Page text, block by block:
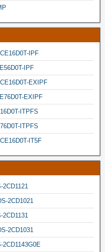
IPF
IPF
EXIPF
EXIPF
ITPFS
ITPFS
IT5F
2CD1021
2CD1031